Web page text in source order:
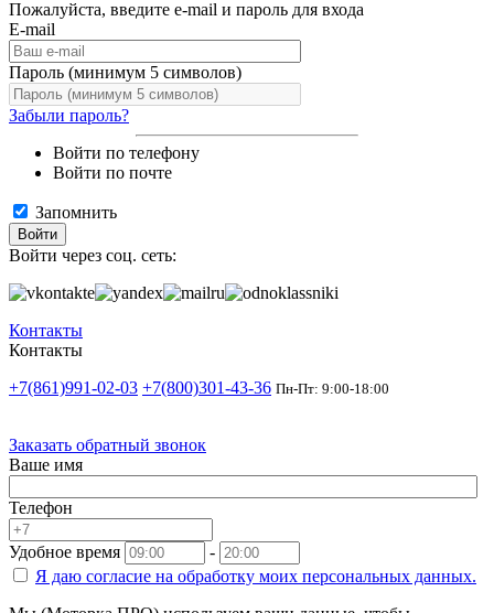
Пожалуйста, введите e-mail и пароль для входа
E-mail
Пароль (минимум 5 символов)
Забыли пароль?
Войти по телефону
Войти по почте
Запомнить
Войти
Войти через соц. сеть:
Контакты
Контакты
+7(861)991-02-03 +7(800)301-43-36 Пн-Пт: 9:00-18:00
Заказать обратный звонок
Ваше имя
Телефон
Удобное время
-
Я даю согласие на обработку моих персональных данных.